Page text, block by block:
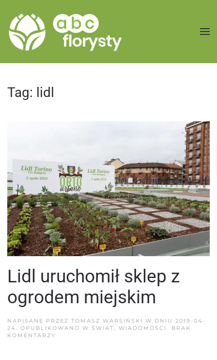
Przejdź do treści głównej
Tag: lidl
Lidl uruchomił sklep z
ogrodem miejskim
NAPISANE PRZEZ TOMASZ WARSIŃSKI W DNIU 2019-04-
24. OPUBLIKOWANO W ŚWIAT, WIADOMOŚCI . BRAK
KOMENTARZY